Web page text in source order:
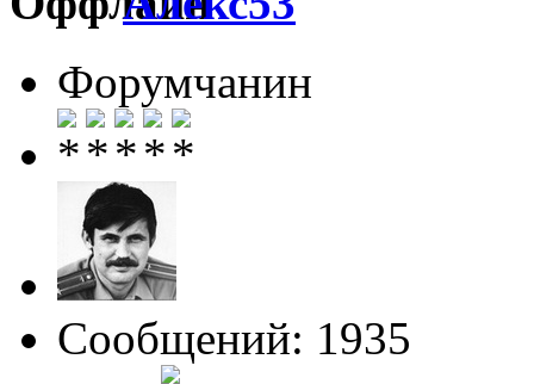
Форумчанин
Сообщений: 1935